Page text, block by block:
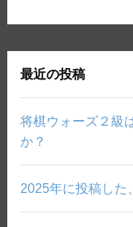
最近の投稿
将棋ウォーズ２級
か？
2025年に投稿した